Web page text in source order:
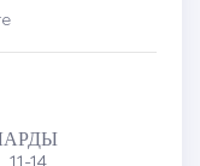
14